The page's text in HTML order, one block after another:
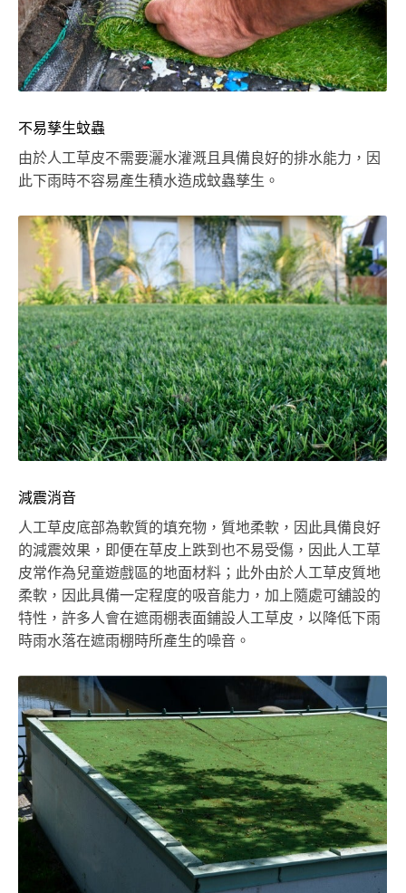
不易孳生蚊蟲
由於人工草皮不需要灑水灌溉且具備良好的排水能力，因
此下雨時不容易產生積水造成蚊蟲孳生。
減震消音
人工草皮底部為軟質的填充物，質地柔軟，因此具備良好
的減震效果，即便在草皮上跌到也不易受傷，因此人工草
皮常作為兒童遊戲區的地面材料；此外由於人工草皮質地
柔軟，因此具備一定程度的吸音能力，加上隨處可舖設的
特性，許多人會在遮雨棚表面鋪設人工草皮，以降低下雨
時雨水落在遮雨棚時所產生的噪音。